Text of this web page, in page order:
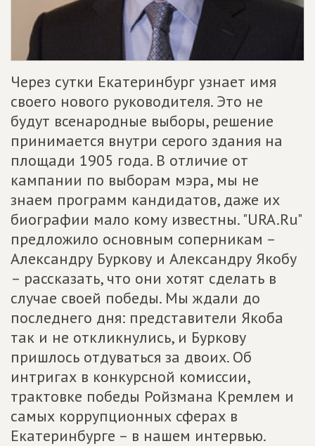
Через сутки Екатеринбург узнает имя
своего нового руководителя. Это не
будут всенародные выборы, решение
принимается внутри серого здания на
площади 1905 года. В отличие от
кампании по выборам мэра, мы не
знаем программ кандидатов, даже их
биографии мало кому известны. "URA.Ru"
предложило основным соперникам –
Александру Буркову и Александру Якобу
– рассказать, что они хотят сделать в
случае своей победы. Мы ждали до
последнего дня: представители Якоба
так и не откликнулись, и Буркову
пришлось отдуваться за двоих. Об
интригах в конкурсной комиссии,
трактовке победы Ройзмана Кремлем и
самых коррупционных сферах в
Екатеринбурге – в нашем интервью.